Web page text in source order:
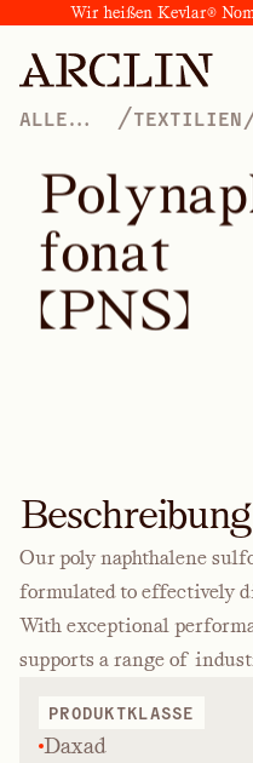
Wir heißen Kevlar®
ALLE
/TEXTILIEN
Polynap
fonat
(PNS)
Beschreibung
Our poly naphthalene
formulated to effectively
With exceptional
supports a range of
PRODUKTKLASSE
Daxad